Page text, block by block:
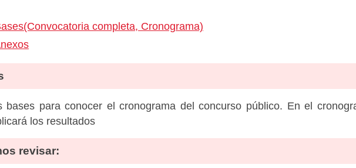
completa, Cronograma)
bases para conocer el cronograma del concurso público. En el
los resultados
revisar: